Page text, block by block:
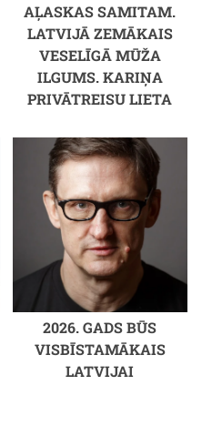
AĻASKAS SAMITAM.
LATVIJĀ ZEMĀKAIS
VESELĪGĀ MŪŽA
ILGUMS. KARIŅA
PRIVĀTREISU LIETA
2026. GADS BŪS
VISBĪSTAMĀKAIS
LATVIJAI